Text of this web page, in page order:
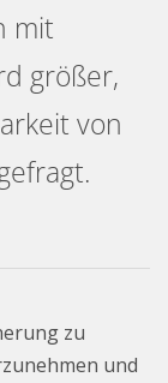
mit
größer,
von
zu
und